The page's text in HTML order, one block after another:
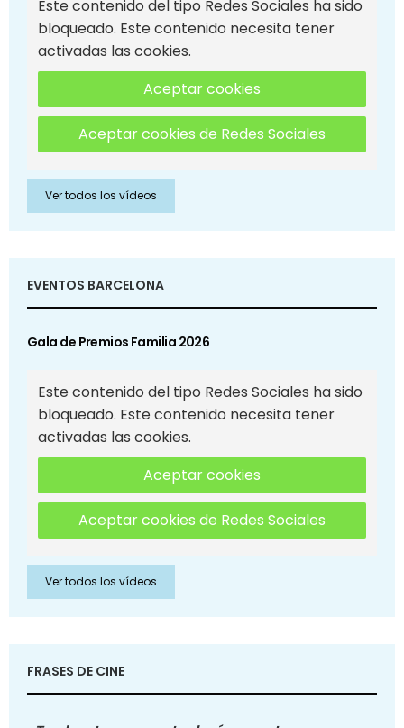
Este contenido del tipo Redes Sociales ha sido
bloqueado. Este contenido necesita tener
activadas las cookies.
Aceptar cookies
Aceptar cookies de Redes Sociales
Ver todos los vídeos
EVENTOS BARCELONA
Gala de Premios Familia 2026
Este contenido del tipo Redes Sociales ha sido
bloqueado. Este contenido necesita tener
activadas las cookies.
Aceptar cookies
Aceptar cookies de Redes Sociales
Ver todos los vídeos
FRASES DE CINE